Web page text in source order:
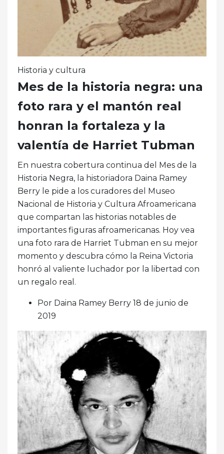
Historia y cultura
Mes de la historia negra: una
foto rara y el mantón real
honran la fortaleza y la
valentía de Harriet Tubman
En nuestra cobertura continua del Mes de la
Historia Negra, la historiadora Daina Ramey
Berry le pide a los curadores del Museo
Nacional de Historia y Cultura Afroamericana
que compartan las historias notables de
importantes figuras afroamericanas. Hoy vea
una foto rara de Harriet Tubman en su mejor
momento y descubra cómo la Reina Victoria
honró al valiente luchador por la libertad con
un regalo real.
Por Daina Ramey Berry 18 de junio de
2019